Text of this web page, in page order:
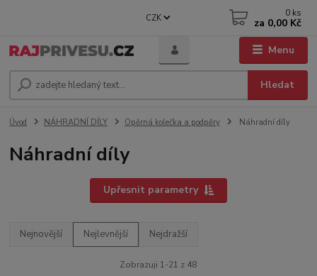
Menu
CZK
Hledat
0 ks
za 0,00 Kč
Úvod NÁHRADNÍ DÍLY Opěrná kolečka a podpěry Náhradní díly
Náhradní díly
Upřesnit parametry
Nejnovější Nejlevnější Nejdražší
Zobrazuji 1-21 z 48